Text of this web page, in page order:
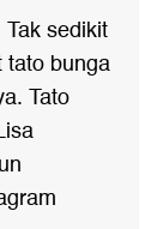
sedikit
tato bunga
Tato